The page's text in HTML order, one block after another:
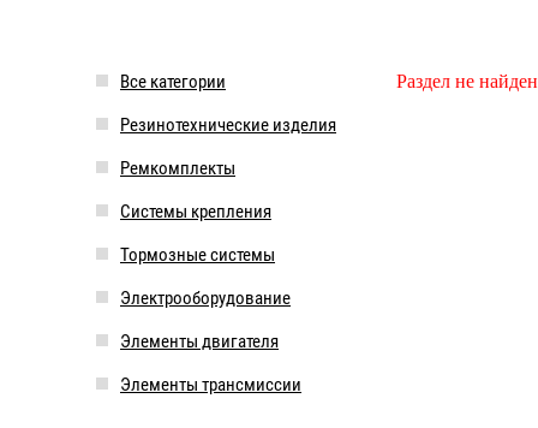
Все категории
Резинотехнические изделия
Ремкомплекты
Системы крепления
Тормозные системы
Электрооборудование
Элементы двигателя
Элементы трансмиссии
Раздел не найден